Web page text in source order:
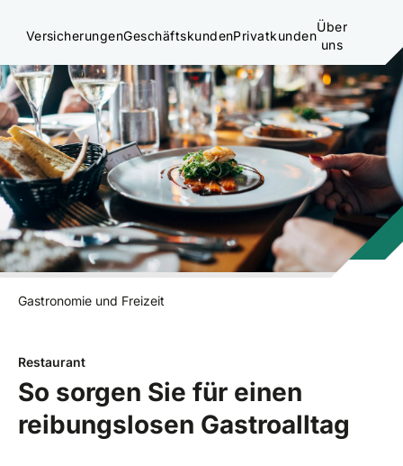
VersicherungenGeschäftskundenPrivatkunden
Über
uns
Gastronomie und Freizeit
Restaurant
So sorgen Sie für einen
reibungslosen Gastroalltag